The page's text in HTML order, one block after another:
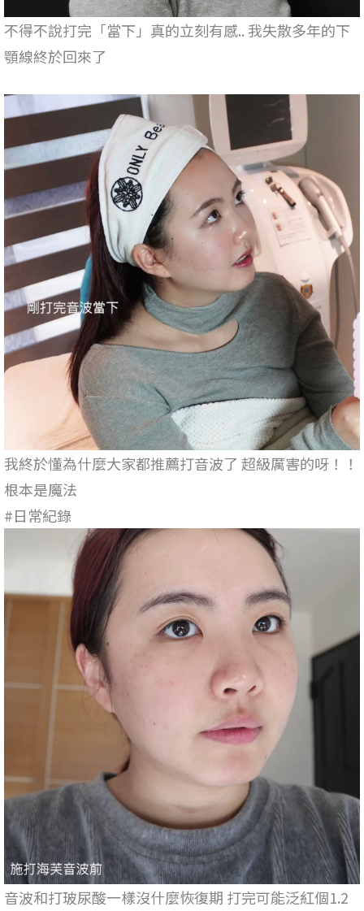
不得不說打完「當下」真的立刻有感.. 我失散多年的下
顎線終於回來了
我終於懂為什麼大家都推薦打音波了 超級厲害的呀！！
根本是魔法
#日常紀錄
音波和打玻尿酸一樣沒什麼恢復期 打完可能泛紅個1.2